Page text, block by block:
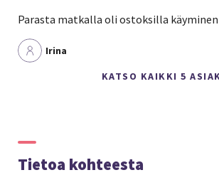
KATSO KAIKKI 5
Parasta matkalla oli ostoksilla käyminen
Irina
Tietoa kohteesta